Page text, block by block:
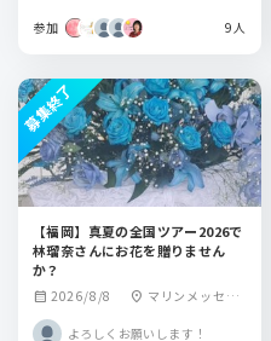
参加 9人
【福岡】真夏の全国ツアー2026で
林瑠奈さんにお花を贈りません
か？
calendar_month 2026/8/8 location_on マリンメッセ福
よろしくお願いします！
募集終了